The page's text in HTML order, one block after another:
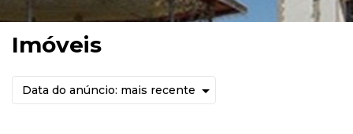
Imóveis